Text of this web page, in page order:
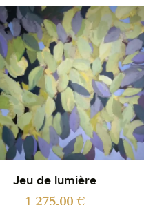
Jeu de lumière
1 275,00€